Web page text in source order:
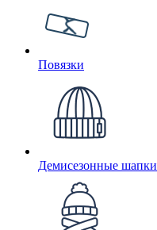
Повязки
Демисезонные шапки